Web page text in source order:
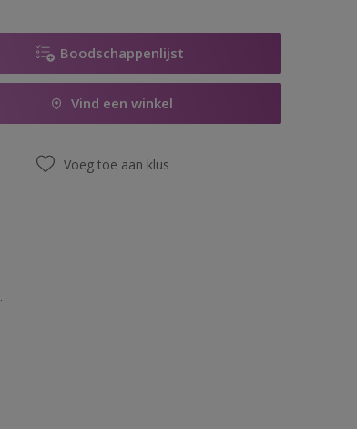
Boodschappenlijst
Vind een winkel
Voeg toe aan klus